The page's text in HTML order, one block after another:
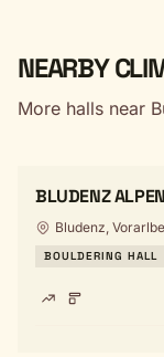
NEARBY
More halls near
BLUDENZ
Bludenz,
BOULDERING HALL